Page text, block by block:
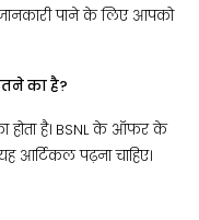
पाने के लिए आपको
का है?
होता है। BSNL के ऑफर के
आर्टिकल पढ़ना चाहिए।